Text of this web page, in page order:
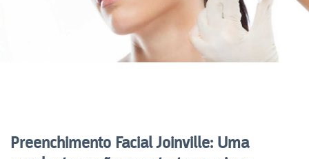
Preenchimento Facial Joinville: Uma